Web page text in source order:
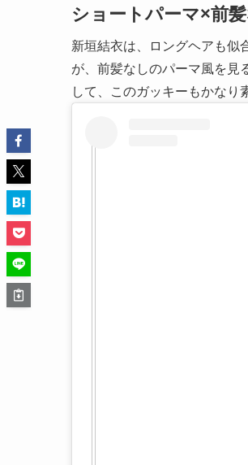
ショートパーマ×前
新垣結衣は、ロングヘアも似
が、前髪なしのパーマ風を見
して、このガッキーもかなり